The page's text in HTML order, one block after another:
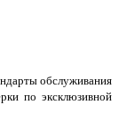
обслуживания
по эксклюзивной